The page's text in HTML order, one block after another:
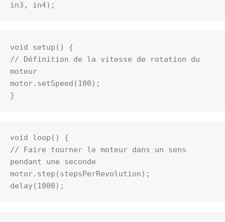
in3, in4);
void setup() {
// Définition de la vitesse de rotation du
moteur
motor.setSpeed(100);
}
void loop() {
// Faire tourner le moteur dans un sens
pendant une seconde
motor.step(stepsPerRevolution);
delay(1000);